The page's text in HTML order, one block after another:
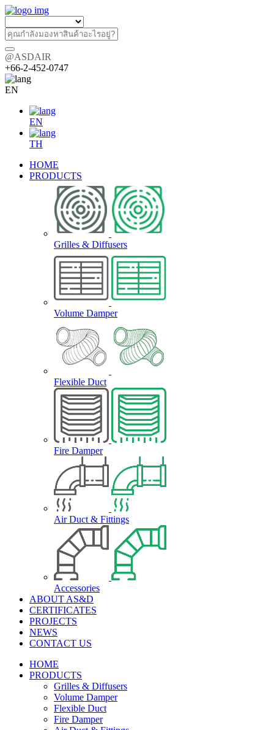
@ASDAIR
+66-2-452-0747
EN
EN
TH
HOME
PRODUCTS
Grilles & Diffusers
Volume Damper
Flexible Duct
Fire Damper
Air Duct & Fittings
Accessories
ABOUT AS&D
CERTIFICATES
PROJECTS
NEWS
CONTACT US
HOME
PRODUCTS
Grilles & Diffusers
Volume Damper
Flexible Duct
Fire Damper